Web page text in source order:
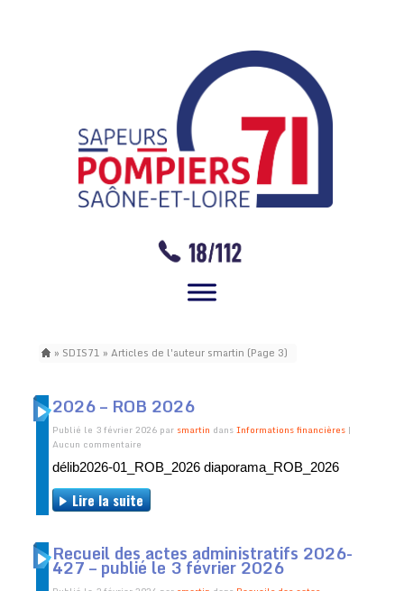
» SDIS71 » Articles de l'auteur smartin (Page 3)
2026 – ROB 2026
Publié le 3 février 2026 par smartin dansInformations financières |
Aucun commentaire
délib2026-01_ROB_2026 diaporama_ROB_2026
Lire la suite
Recueil des actes administratifs 2026-
427 – publié le 3 février 2026